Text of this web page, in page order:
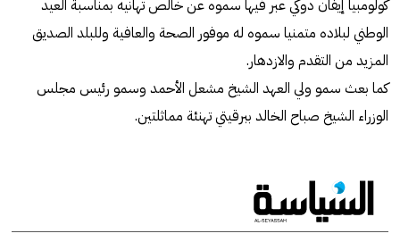
كولومبيا إيفان دوكي عبر فيها سموه عن خالص تهانيه بمناسبة العيد
الوطني لبلاده متمنيا سموه له موفور الصحة والعافية وللبلد الصديق
المزيد من التقدم والازدهار.
كما بعث سمو ولي العهد الشيخ مشعل الأحمد وسمو رئيس مجلس
الوزراء الشيخ صباح الخالد ببرقيتي تهنئة مماثلتين.